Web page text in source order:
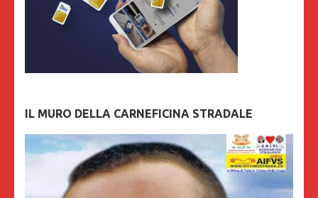
IL MURO DELLA CARNEFICINA STRADALE